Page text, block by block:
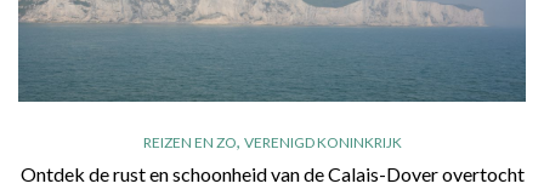
REIZEN EN ZO, VERENIGD KONINKRIJK
Ontdek de rust en schoonheid van de Calais-Dover overtocht